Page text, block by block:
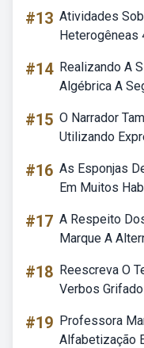
#13 Atividades
Heterogêneas
#14 Realizando A
Algébrica A
#15 O Narrador
Utilizando
#16 As Esponjas
Em Muitos
#17 A Respeito
Marque A
#18 Reescreva O
Verbos
#19 Professora
Alfabetização